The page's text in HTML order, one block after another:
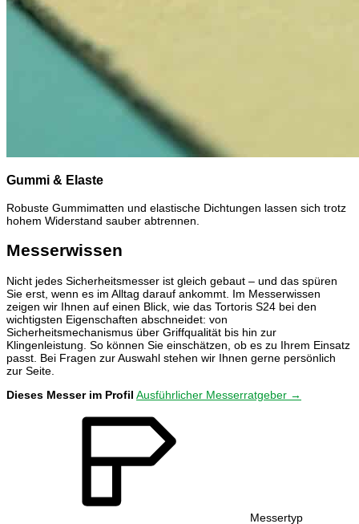
Gummi & Elaste
Robuste Gummimatten und elastische Dichtungen lassen sich trotz
hohem Widerstand sauber abtrennen.
Messerwissen
Nicht jedes Sicherheitsmesser ist gleich gebaut – und das spüren
Sie erst, wenn es im Alltag darauf ankommt. Im Messerwissen
zeigen wir Ihnen auf einen Blick, wie das Tortoris S24 bei den
wichtigsten Eigenschaften abschneidet: von
Sicherheitsmechanismus über Griffqualität bis hin zur
Klingenleistung. So können Sie einschätzen, ob es zu Ihrem Einsatz
passt. Bei Fragen zur Auswahl stehen wir Ihnen gerne persönlich
zur Seite.
Dieses Messer im Profil Ausführlicher Messerratgeber →
Messertyp